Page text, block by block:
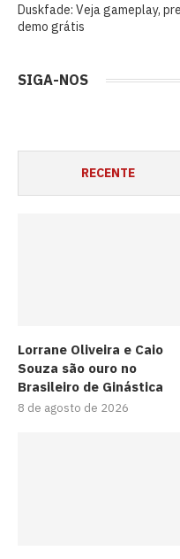
Duskfade: Veja gameplay,
demo grátis
SIGA-NOS
RECENTE
Lorrane Oliveira e Caio
Souza são ouro no
Brasileiro de Ginástica
8 de agosto de 2026